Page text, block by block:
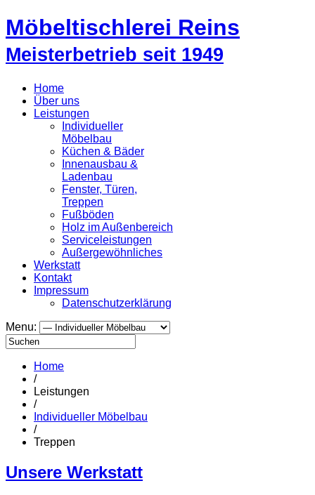
Möbeltischlerei Reins
Meisterbetrieb seit 1949
Home
Über uns
Leistungen
Individueller
Möbelbau
Küchen & Bäder
Innenausbau &
Ladenbau
Fenster, Türen,
Treppen
Fußböden
Holz im Außenbereich
Serviceleistungen
Außergewöhnliches
Werkstatt
Kontakt
Impressum
Datenschutzerklärung
Menu:
Home
/
Leistungen
/
Individueller Möbelbau
/
Treppen
Unsere Werkstatt